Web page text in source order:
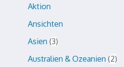
Aktion
Ansichten
Asien 3
Australien & Ozeanien 2